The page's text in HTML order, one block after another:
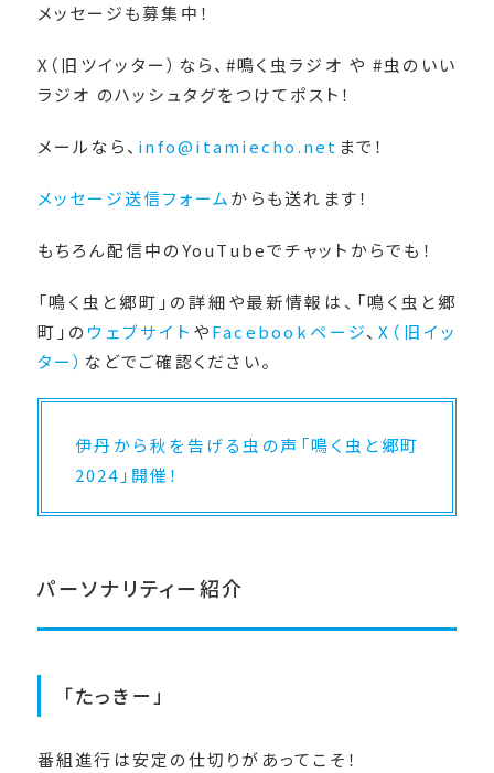
メッセージも募集中！
X（旧ツイッター）なら、#鳴く虫ラジオ や #虫のいい
ラジオ のハッシュタグをつけてポスト！
メールなら、 info@itamiecho.net まで！
メッセージ送信フォームからも送れます！
もちろん配信中のYouTubeでチャットからでも！
「鳴く虫と郷町」の詳細や最新情報は、「鳴く虫と郷
町」のウェブサイト やFacebookページ、X（旧イッ
ター） などでご確認ください。
伊丹から秋を告げる虫の声「鳴く虫と郷町
2024」開催！
パーソナリティー紹介
「たっきー」
番組進行は安定の仕切りがあってこそ！